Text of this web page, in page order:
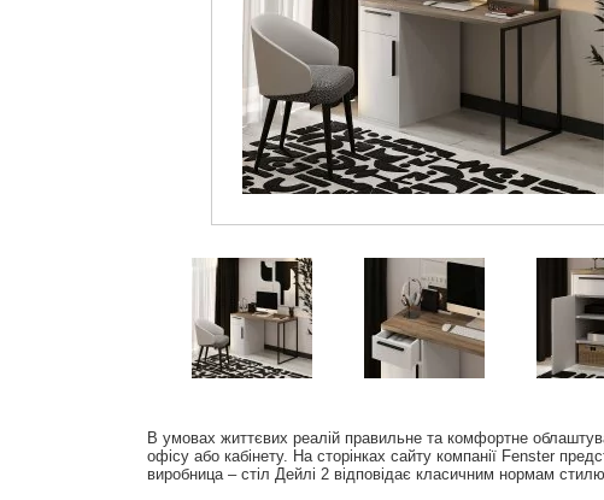
В умовах життєвих реалій правильне та комфортне
офісу або кабінету. На сторінках сайту компанії Fenster
виробница – стіл Дейлі 2 відповідає класичним нормам